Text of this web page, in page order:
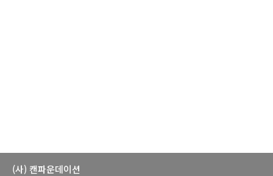
(사) 캔파운데이션